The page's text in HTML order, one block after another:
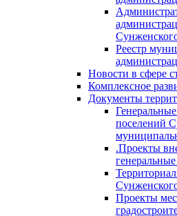
Реестр
Новости в сфере
Комплексное
Документы
поселений
.Проекты
Проекты